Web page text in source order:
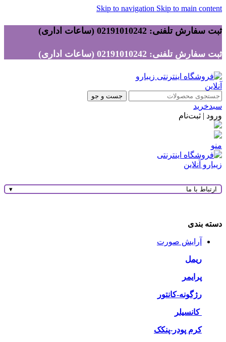
Skip to navigation Skip to main content
ثبت سفارش تلفنی: 02191010242 (ساعات اداری)
ثبت سفارش تلفنی: 02191010242 (ساعات اداری)
جست و جو
سبدخرید
ورود | ثبت‌نام
منو
ارتباط با ما ▾
دسته بندی
آرایش صورت
ریمل
پرایمر
رژگونه-کانتور
کانسیلر
کرم پودر-پنکک